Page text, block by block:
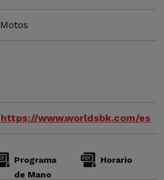
Motos
https://www.worldsbk.com/es
Programa
de Mano
Horario